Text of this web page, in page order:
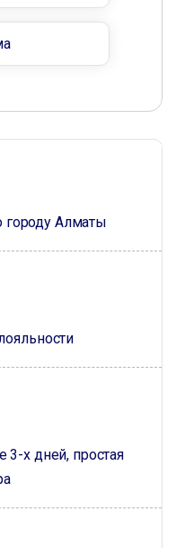
городу Алматы
3-х дней, простая